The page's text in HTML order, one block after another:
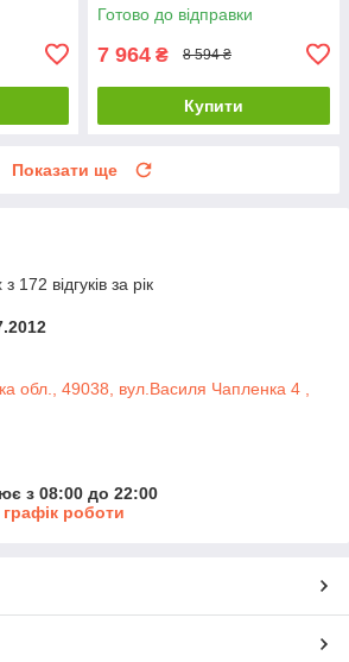
Готово до відправки
7 964 ₴ 8 594 ₴
Купити
Показати ще
172 відгуків за рік
обл., 49038, вул.Василя Чапленка 4 ,
з 08:00 до 22:00
роботи